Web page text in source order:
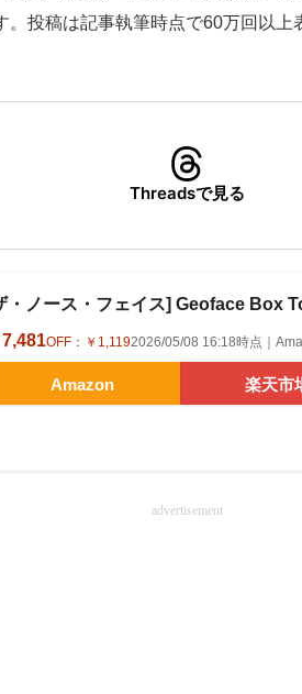
。投稿は記事執筆時点で60万回以上
Threadsで見る
・ノース・フェイス] Geoface Box
7,481OFF： ￥1,1192026/05/08 16:18時点｜
Amazon 楽天市
advertisement